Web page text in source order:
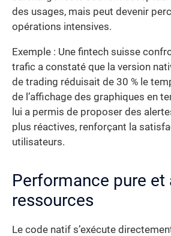
des usages, mais peut devenir
opérations intensives.
Exemple : Une fintech suisse
trafic a constaté que la version
de trading réduisait de 30 % le
de l’affichage des graphiques en
lui a permis de proposer des
plus réactives, renforçant la
utilisateurs.
Performance pure et
ressources
Le code natif s’exécute